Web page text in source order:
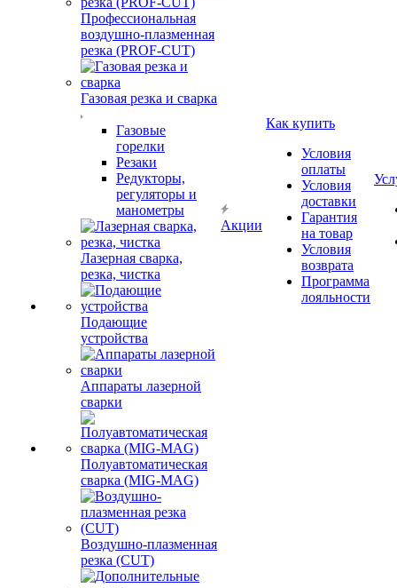
Профессиональная
воздушно-плазменная
резка (PROF-CUT)
Газовая резка и сварка
Газовые
горелки
Резаки
Редукторы,
регуляторы и
манометры
Лазерная сварка,
резка, чистка
Подающие
устройства
Аппараты лазерной
сварки
Полуавтоматическая
сварка (MIG-MAG)
Воздушно-плазменная
резка (CUT)
Акции
Как купить
Условия
оплаты
Условия
доставки
Гарантия
на товар
Условия
возврата
Программа
лояльности